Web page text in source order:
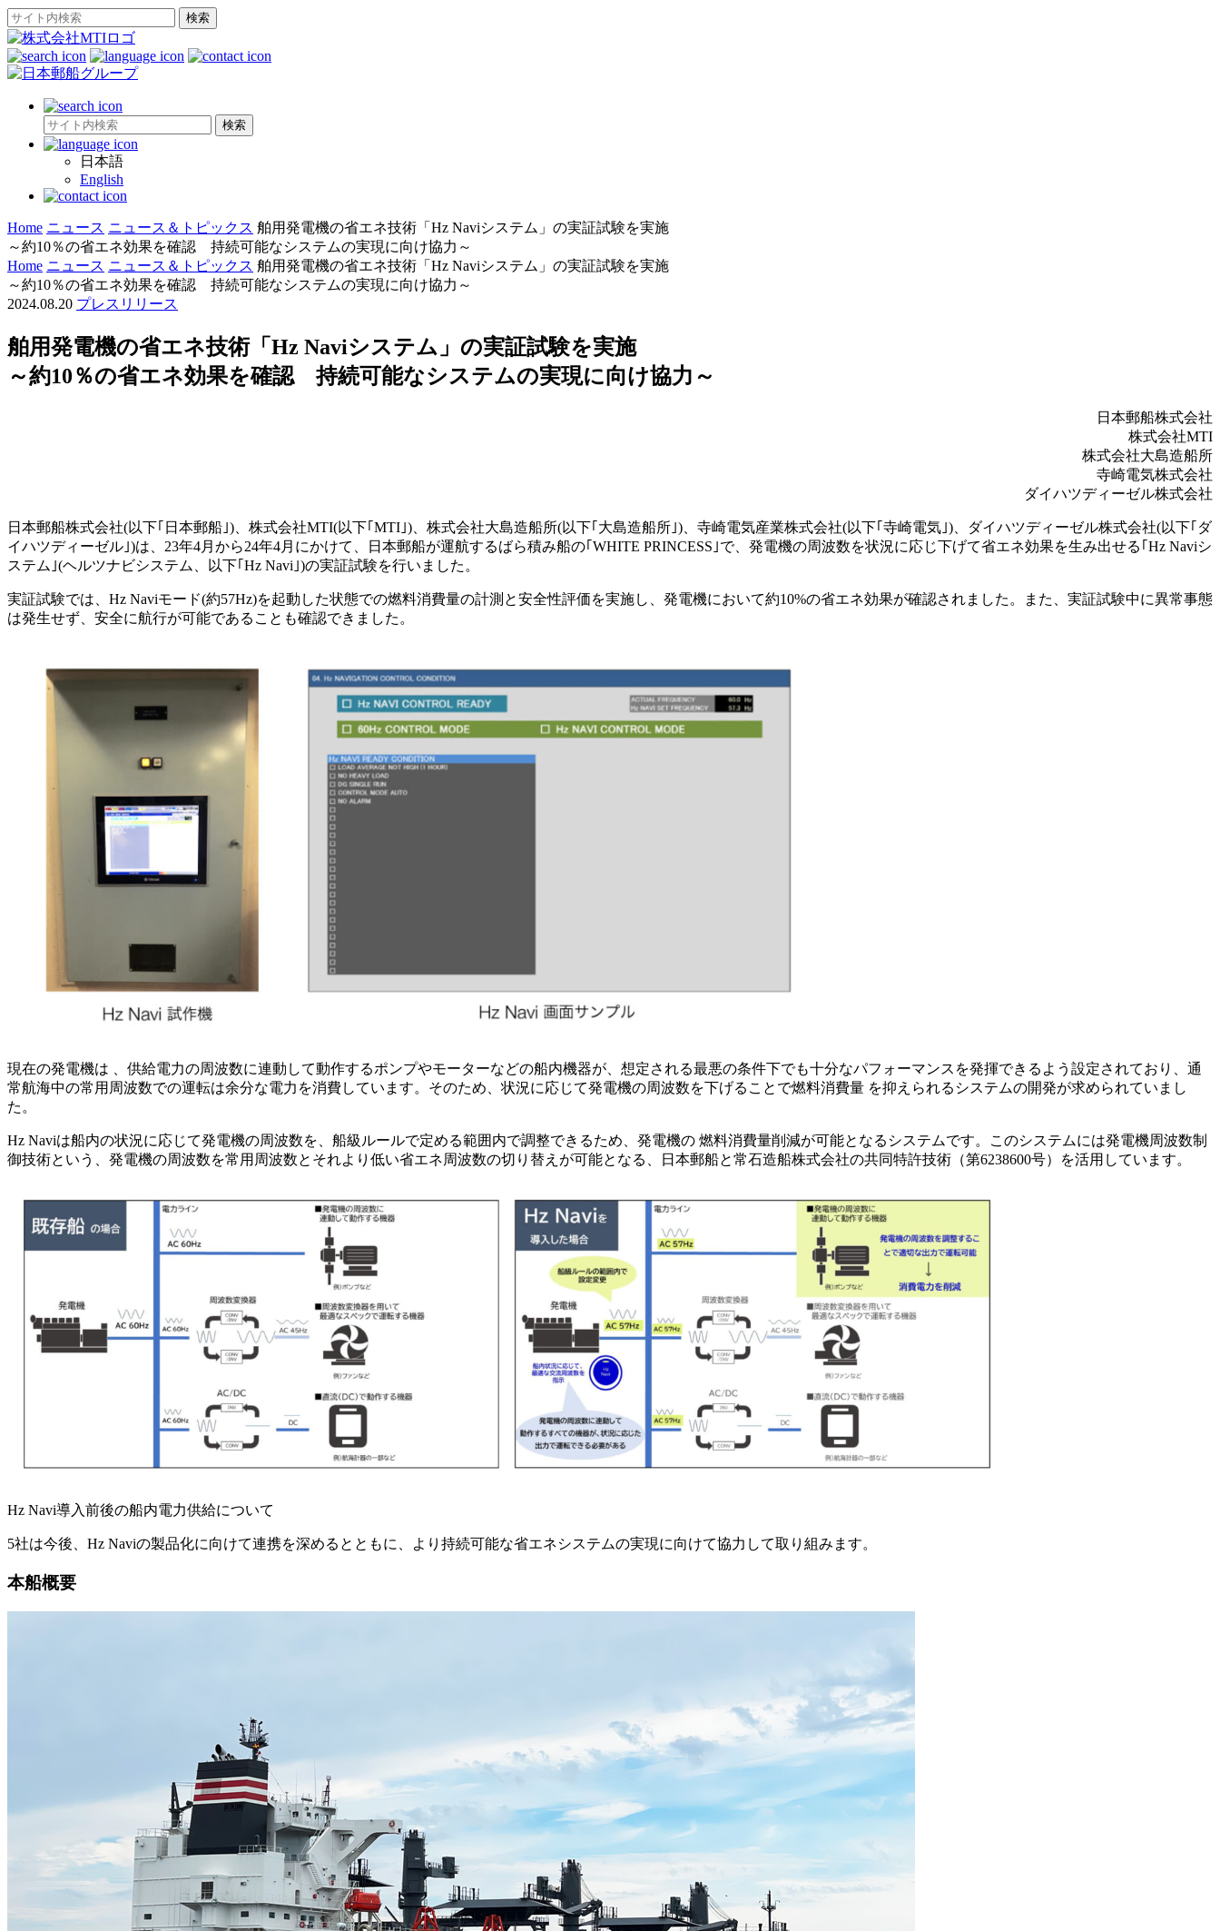
日本語
English
Home ニュース ニュース＆トピックス 舶用発電機の省エネ技術「Hz Naviシステム」の実証試験を実施
～約10％の省エネ効果を確認 持続可能なシステムの実現に向け協力～
Home ニュース ニュース＆トピックス 舶用発電機の省エネ技術「Hz Naviシステム」の実証試験を実施
～約10％の省エネ効果を確認 持続可能なシステムの実現に向け協力～
2024.08.20 プレスリリース
舶用発電機の省エネ技術「Hz Naviシステム」の実証試験を実施
～約10％の省エネ効果を確認 持続可能なシステムの実現に向け協力～
日本郵船株式会社
株式会社MTI
株式会社大島造船所
寺崎電気株式会社
ダイハツディーゼル株式会社
日本郵船株式会社(以下｢日本郵船｣)、株式会社MTI(以下｢MTI｣)、株式会社大島造船所(以下｢大島造船所｣)、寺崎電気産業株式会社(以下｢寺崎電気｣)、ダイハツディーゼル株式会社(以下｢ダ
イハツディーゼル｣)は、23年4月から24年4月にかけて、日本郵船が運航するばら積み船の｢WHITE PRINCESS｣で、発電機の周波数を状況に応じ下げて省エネ効果を生み出せる｢Hz Naviシ
ステム｣(ヘルツナビシステム、以下｢Hz Navi｣)の実証試験を行いました。
実証試験では、Hz Naviモード(約57Hz)を起動した状態での燃料消費量の計測と安全性評価を実施し、発電機において約10%の省エネ効果が確認されました。また、実証試験中に異常事態
は発生せず、安全に航行が可能であることも確認できました。
現在の発電機は 、供給電力の周波数に連動して動作するポンプやモーターなどの船内機器が、想定される最悪の条件下でも十分なパフォーマンスを発揮できるよう設定されており、通
常航海中の常用周波数での運転は余分な電力を消費しています。そのため、状況に応じて発電機の周波数を下げることで燃料消費量 を抑えられるシステムの開発が求められていまし
た。
Hz Naviは船内の状況に応じて発電機の周波数を、船級ルールで定める範囲内で調整できるため、発電機の 燃料消費量削減が可能となるシステムです。このシステムには発電機周波数制
御技術という、発電機の周波数を常用周波数とそれより低い省エネ周波数の切り替えが可能となる、日本郵船と常石造船株式会社の共同特許技術（第6238600号）を活用しています。
Hz Navi導入前後の船内電力供給について
5社は今後、Hz Naviの製品化に向けて連携を深めるとともに、より持続可能な省エネシステムの実現に向けて協力して取り組みます。
本船概要